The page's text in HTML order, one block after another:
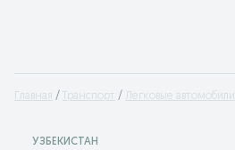
Главная Транспорт Легковые автомобили
УЗБЕКИСТАН